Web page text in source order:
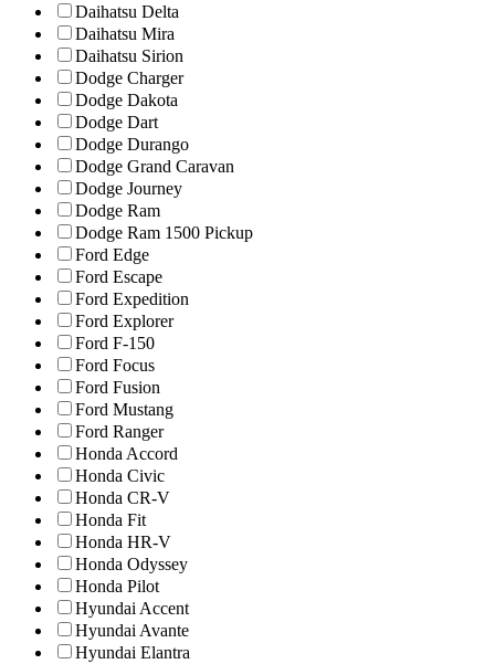
Daihatsu Delta
Daihatsu Mira
Daihatsu Sirion
Dodge Charger
Dodge Dakota
Dodge Dart
Dodge Durango
Dodge Grand Caravan
Dodge Journey
Dodge Ram
Dodge Ram 1500 Pickup
Ford Edge
Ford Escape
Ford Expedition
Ford Explorer
Ford F-150
Ford Focus
Ford Fusion
Ford Mustang
Ford Ranger
Honda Accord
Honda Civic
Honda CR-V
Honda Fit
Honda HR-V
Honda Odyssey
Honda Pilot
Hyundai Accent
Hyundai Avante
Hyundai Elantra